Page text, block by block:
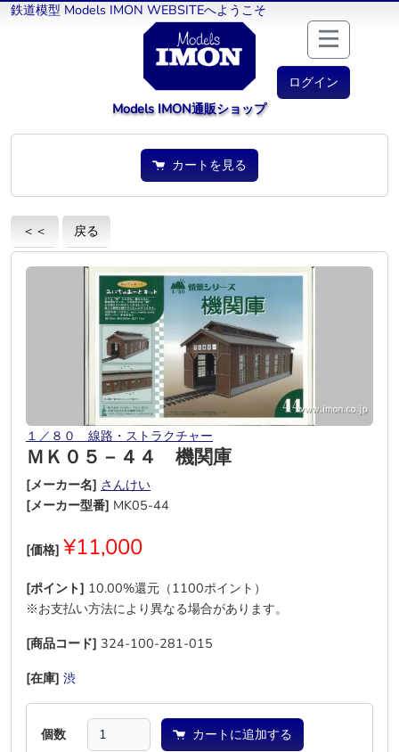
鉄道模型 Models IMON WEBSITEへようこそ
ログイン
Models IMON通販ショップ
カートを見る
＜＜ 戻る
１／８０ 線路・ストラクチャー
ＭＫ０５－４４ 機関庫
[メーカー名] さんけい
[メーカー型番] MK05-44
[価格] ¥11,000
[ポイント] 10.00%還元（1100ポイント）
※お支払い方法により異なる場合があります。
[商品コード] 324-100-281-015
[在庫] 渋
個数 カートに追加する